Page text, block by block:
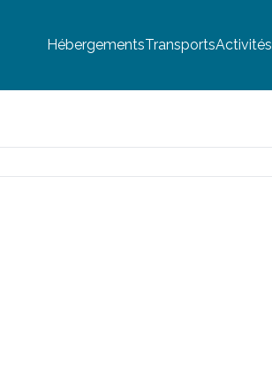
HébergementsTransportsActivités